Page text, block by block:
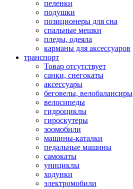
пеленки
подушки
позиционеры для сна
спальные мешки
пледы, одеяла
карманы для аксеcсуаров
транспорт
Товар отсутствует
санки, снегокаты
аксессуары
беговелы, велобалансиры
велосипеды
гидроциклы
гироскутеры
зоомобили
машины-каталки
педальные машины
самокаты
унициклы
ходунки
электромобили